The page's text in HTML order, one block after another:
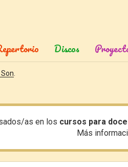
Discos
de nuevas canciones, cuentos
as en los cursos para
Más